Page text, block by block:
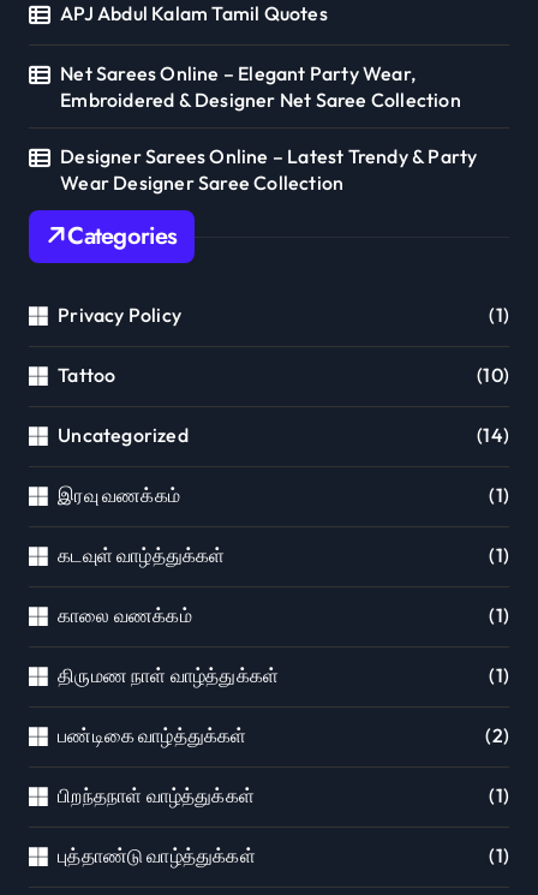
APJ Abdul Kalam Tamil Quotes
Net Sarees Online – Elegant Party Wear,
Embroidered & Designer Net Saree Collection
Designer Sarees Online – Latest Trendy & Party
Wear Designer Saree Collection
Categories
Privacy Policy (1)
Tattoo (10)
Uncategorized (14)
இரவு வணக்கம் (1)
கடவுள் வாழ்த்துக்கள் (1)
காலை வணக்கம் (1)
திருமண நாள் வாழ்த்துக்கள் (1)
பண்டிகை வாழ்த்துக்கள் (2)
பிறந்தநாள் வாழ்த்துக்கள் (1)
புத்தாண்டு வாழ்த்துக்கள் (1)